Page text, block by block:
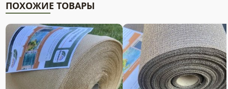
ПОХОЖИЕ ТОВАРЫ